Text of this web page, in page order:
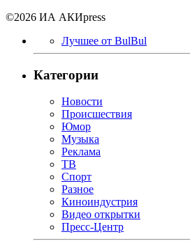
©2026 ИА АКИpress
Лучшее от BulBul
Категории
Новости
Происшествия
Юмор
Музыка
Реклама
ТВ
Спорт
Разное
Киноиндустрия
Видео открытки
Пресс-Центр